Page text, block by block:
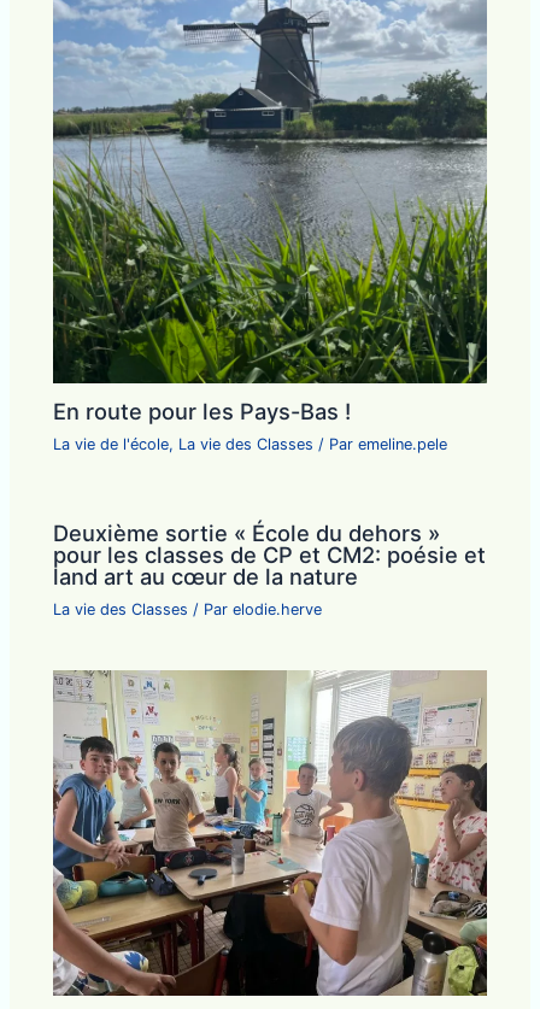
En route pour les Pays-Bas !
La vie de l'école, La vie des Classes / Paremeline.pele
Deuxième sortie « École du dehors »
pour les classes de CP et CM2: poésie et
land art au cœur de la nature
La vie des Classes / Parelodie.herve